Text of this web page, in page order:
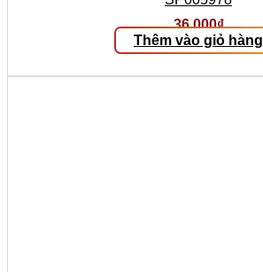
36.000₫
Thêm vào giỏ hàng